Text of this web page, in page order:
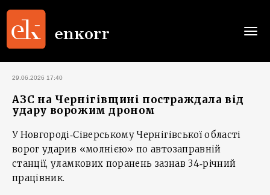
29.06.2026 17:40
АЗС на Чернігівщині постраждала від
удару ворожим дроном
У Новгороді‑Сіверському Чернігівської області
ворог ударив «молнією» по автозаправній
станції, уламкових поранень зазнав 34‑річний
працівник.